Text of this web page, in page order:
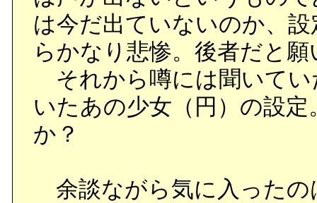
は今だ出ていないのか、
らかなり悲惨。後者だと
それから噂には聞いてい
いたあの少女（円）の設
か？
余談ながら気に入ったの